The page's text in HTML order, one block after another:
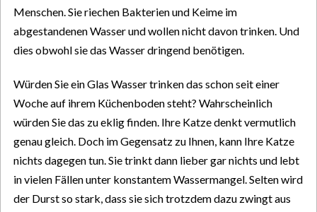
Menschen. Sie riechen Bakterien und Keime im
abgestandenen Wasser und wollen nicht davon trinken. Und
dies obwohl sie das Wasser dringend benötigen.
Würden Sie ein Glas Wasser trinken das schon seit einer
Woche auf ihrem Küchenboden steht? Wahrscheinlich
würden Sie das zu eklig finden. Ihre Katze denkt vermutlich
genau gleich. Doch im Gegensatz zu Ihnen, kann Ihre Katze
nichts dagegen tun. Sie trinkt dann lieber gar nichts und lebt
in vielen Fällen unter konstantem Wassermangel. Selten wird
der Durst so stark, dass sie sich trotzdem dazu zwingt aus